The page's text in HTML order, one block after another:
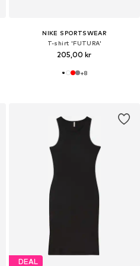
NIKE SPORTSWEAR
T-shirt 'FUTURA'
205,00 kr
+8
DEAL